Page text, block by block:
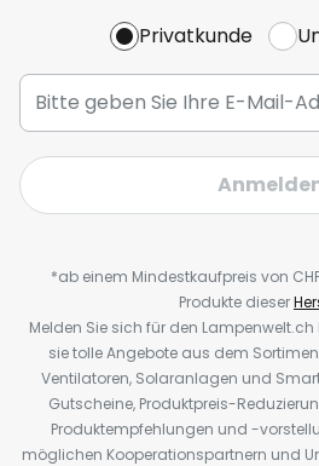
Privatkunde
*ab einem Mindestkaufpreis von
Produkte dieser
Melden Sie sich für den
sie tolle Angebote aus dem
Ventilatoren, Solaranlagen und
Gutscheine, Produktpreis-
Produktempfehlungen und -
möglichen Kooperationspartnern und